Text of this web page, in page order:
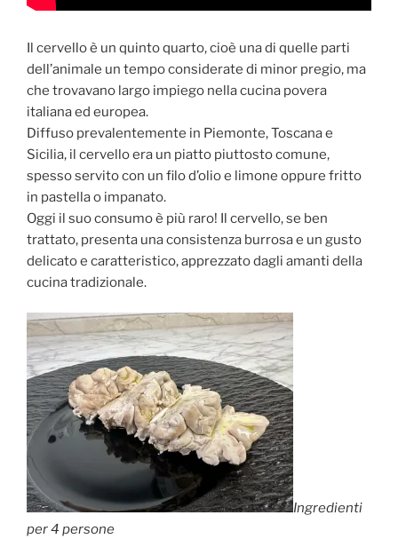
Il cervello è un quinto quarto, cioè una di quelle parti
dell’animale un tempo considerate di minor pregio, ma
che trovavano largo impiego nella cucina povera
italiana ed europea.
Diffuso prevalentemente in Piemonte, Toscana e
Sicilia, il cervello era un piatto piuttosto comune,
spesso servito con un filo d’olio e limone oppure fritto
in pastella o impanato.
Oggi il suo consumo è più raro! Il cervello, se ben
trattato, presenta una consistenza burrosa e un gusto
delicato e caratteristico, apprezzato dagli amanti della
cucina tradizionale.
Ingredienti
per 4 persone